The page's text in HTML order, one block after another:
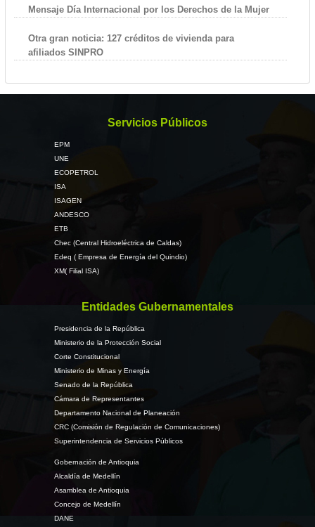
Mensaje Día Internacional por los Derechos de la Mujer
Otra gran noticia: 127 créditos de vivienda para
afiliados SINPRO
Servicios Públicos
EPM
UNE
ECOPETROL
ISA
ISAGEN
ANDESCO
ETB
Chec (Central Hidroeléctrica de Caldas)
Edeq ( Empresa de Energía del Quindio)
XM( Filial ISA)
Entidades Gubernamentales
Presidencia de la República
Ministerio de la Protección Social
Corte Constitucional
Ministerio de Minas y Energía
Senado de la República
Cámara de Representantes
Departamento Nacional de Planeación
CRC (Comisión de Regulación de Comunicaciones)
Superintendencia de Servicios Públicos
Gobernación de Antioquia
Alcaldía de Medellín
Asamblea de Antioquia
Concejo de Medellín
DANE